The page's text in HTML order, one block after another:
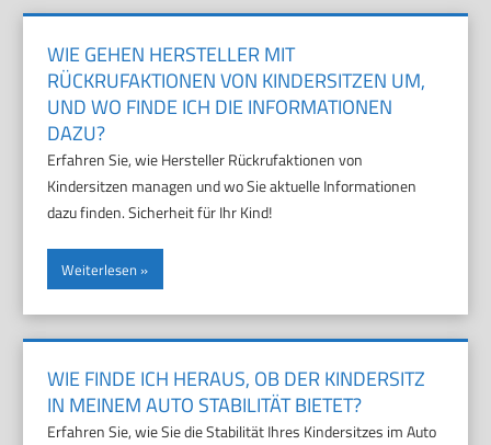
WIE GEHEN HERSTELLER MIT
RÜCKRUFAKTIONEN VON KINDERSITZEN UM,
UND WO FINDE ICH DIE INFORMATIONEN
DAZU?
Erfahren Sie, wie Hersteller Rückrufaktionen von
Kindersitzen managen und wo Sie aktuelle Informationen
dazu finden. Sicherheit für Ihr Kind!
Weiterlesen
WIE FINDE ICH HERAUS, OB DER KINDERSITZ
IN MEINEM AUTO STABILITÄT BIETET?
Erfahren Sie, wie Sie die Stabilität Ihres Kindersitzes im Auto